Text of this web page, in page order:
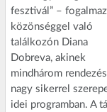
fesztivál” –
közönséggel való
találkozón Diana
Dobreva, akinek
mindhárom
nagy sikerrel
idei programban. A